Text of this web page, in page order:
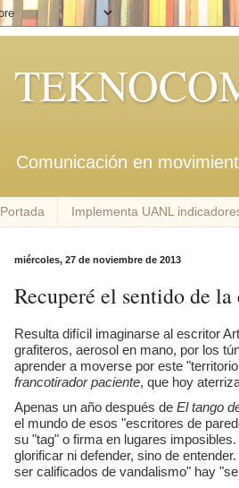
Comunicación en
Portada Implementa UANL
miércoles, 27 de noviembre de 2013
Recuperé el sentido de
Resulta difícil imaginarse al escritor
grafiteros, aerosol en mano, por los
aprender a moverse por este
francotirador paciente, que hoy
Apenas un año después de El tango
el mundo de esos "escritores de
su "tag" o firma en lugares
glorificar ni defender, sino de
ser calificados de vandalismo" hay